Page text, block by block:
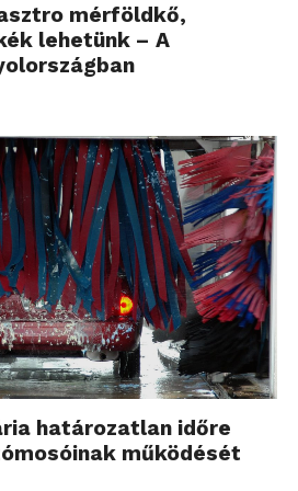
mérföldkő,
lehetünk – A
határozatlan időre
működését